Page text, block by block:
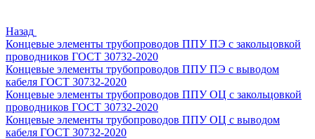
Назад
Концевые элементы трубопроводов ППУ ПЭ с закольцовкой
проводников ГОСТ 30732-2020
Концевые элементы трубопроводов ППУ ПЭ с выводом
кабеля ГОСТ 30732-2020
Концевые элементы трубопроводов ППУ ОЦ с закольцовкой
проводников ГОСТ 30732-2020
Концевые элементы трубопроводов ППУ ОЦ с выводом
кабеля ГОСТ 30732-2020